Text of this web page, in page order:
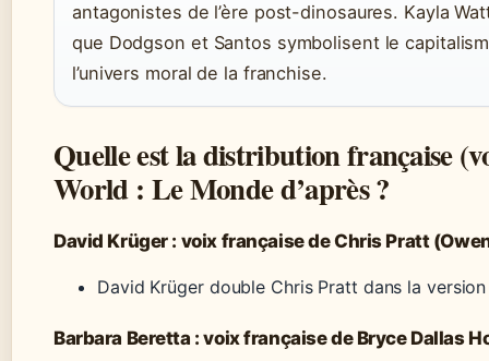
antagonistes de l’ère post-dinosaures. Kayla
que Dodgson et Santos symbolisent le
l’univers moral de la franchise.
Quelle est la distribution française
World : Le Monde d’après ?
David Krüger : voix française de Chris Pratt
David Krüger double Chris Pratt dans la
Barbara Beretta : voix française de Bryce Dallas